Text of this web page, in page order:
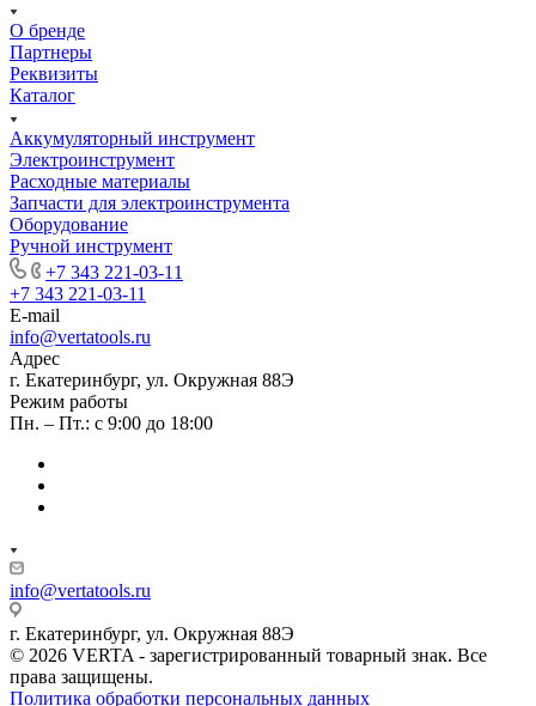
О бренде
Партнеры
Реквизиты
Каталог
Аккумуляторный инструмент
Электроинструмент
Расходные материалы
Запчасти для электроинструмента
Оборудование
Ручной инструмент
+7 343 221-03-11
+7 343 221-03-11
E-mail
info@vertatools.ru
Адрес
г. Екатеринбург, ул. Окружная 88Э
Режим работы
Пн. – Пт.: с 9:00 до 18:00
info@vertatools.ru
г. Екатеринбург, ул. Окружная 88Э
© 2026 VERTA - зарегистрированный товарный знак. Все
права защищены.
Политика обработки персональных данных